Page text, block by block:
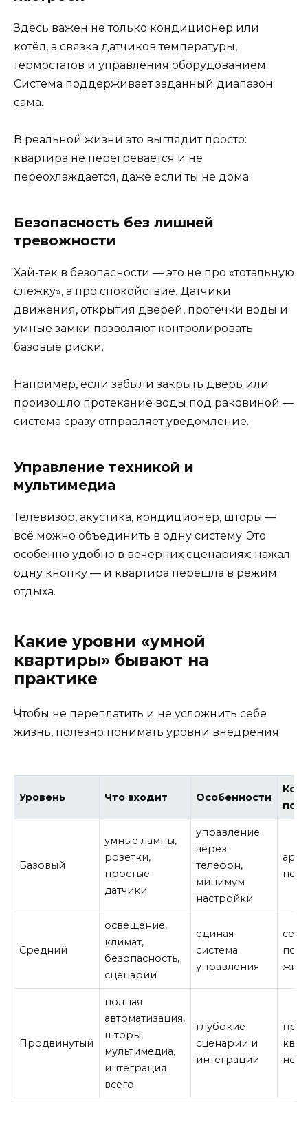
Здесь важен не только кондиционер или
котёл, а связка датчиков температуры,
термостатов и управления оборудованием.
Система поддерживает заданный диапазон
сама.
В реальной жизни это выглядит просто:
квартира не перегревается и не
переохлаждается, даже если ты не дома.
Безопасность без лишней
тревожности
Хай-тек в безопасности — это не про «тотальную
слежку», а про спокойствие. Датчики
движения, открытия дверей, протечки воды и
умные замки позволяют контролировать
базовые риски.
Например, если забыли закрыть дверь или
произошло протекание воды под раковиной —
система сразу отправляет уведомление.
Управление техникой и
мультимедиа
Телевизор, акустика, кондиционер, шторы —
всё можно объединить в одну систему. Это
особенно удобно в вечерних сценариях: нажал
одну кнопку — и квартира перешла в режим
отдыха.
Какие уровни «умной
квартиры» бывают на
практике
Чтобы не переплатить и не усложнить себе
жизнь, полезно понимать уровни внедрения.
Уровень Что входит Особенности
Базовый
умные лампы,
розетки,
простые
датчики
управление
через
телефон,
минимум
настройки
Средний
освещение,
климат,
безопасность,
сценарии
единая
система
управления
Продвинутый
полная
автоматизация,
шторы,
мультимедиа,
интеграция
всего
глубокие
сценарии и
интеграции